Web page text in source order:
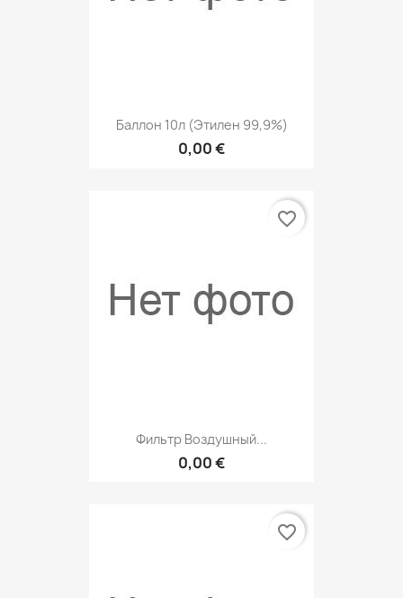
Баллон 10л (этилен 99,9%)
0,00 €
Фильтр Воздушный...
0,00 €
favorite_border
favorite_border